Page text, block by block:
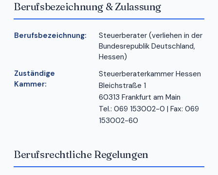
Berufsbezeichnung & Zulassung
Berufsbezeichnung:
Steuerberater (verliehen in der
Bundesrepublik Deutschland,
Hessen)
Zuständige
Kammer:
Steuerberaterkammer Hessen
Bleichstraße 1
60313 Frankfurt am Main
Tel.: 069 153002-0 | Fax: 069
153002-60
Berufsrechtliche Regelungen